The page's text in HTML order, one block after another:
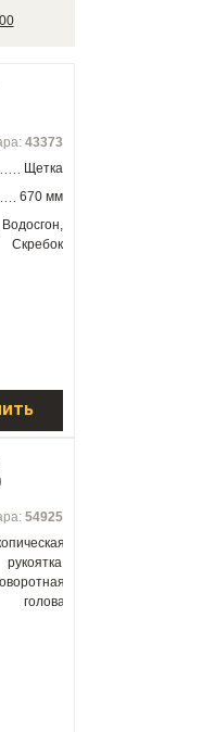
43373
Щетка
670 мм
Водосгон,
Скребок
54925
рукоятка,
голова